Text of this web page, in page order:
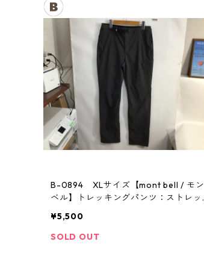
B-0894 XLサイズ【mont bell / モン
ベル】トレッキングパンツ：ストレッ
¥5,500
SOLD OUT